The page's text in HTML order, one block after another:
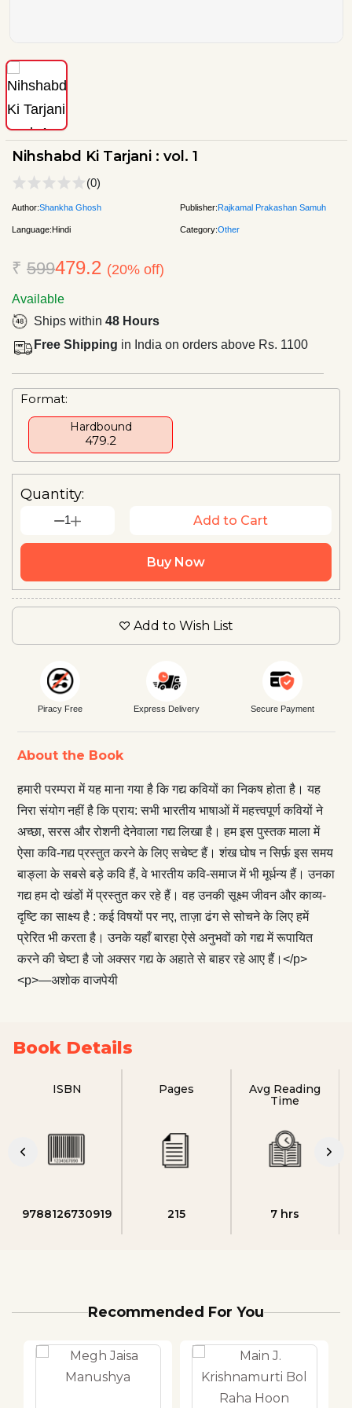
Nihshabd Ki Tarjani : vol. 1
(0)
Author:Shankha Ghosh Publisher:Rajkamal Prakashan Samuh
Language:Hindi Category:Other
₹ 599479.2 (20% off)
Available
Ships within 48 Hours
Free Shipping in India on orders above Rs. 1100
Format:
Hardbound
₹479.2
Quantity:
1 Add to Cart
Buy Now
Add to Wish List
Piracy Free Express Delivery Secure Payment
About the Book
हमारी परम्परा में यह माना गया है कि गद्य कवियों का निकष होता है। यह
निरा संयोग नहीं है कि प्राय: सभी भारतीय भाषाओं में महत्त्वपूर्ण कवियों ने
अच्छा, सरस और रोशनी देनेवाला गद्य लिखा है। हम इस पुस्तक माला में
ऐसा कवि-गद्य प्रस्तुत करने के लिए सचेष्ट हैं। शंख घोष न सिर्फ़ इस समय
बाङ्ला के सबसे बड़े कवि हैं, वे भारतीय कवि-समाज में भी मूर्धन्य हैं। उनका
गद्य हम दो खंडों में प्रस्तुत कर रहे हैं। वह उनकी सूक्ष्म जीवन और काव्य-
दृष्टि का साक्ष्य है : कई विषयों पर नए, ताज़ा ढंग से सोचने के लिए हमें
प्रेरित भी करता है। उनके यहाँ बारहा ऐसे अनुभवों को गद्य में रूपायित
करने की चेष्टा है जो अक्सर गद्य के अहाते से बाहर रहे आए हैं।</p>
<p>—अशोक वाजपेयी
Book Details
ISBN
9788126730919
Pages
215
Avg Reading
Time
7 hrs
Recommended For You